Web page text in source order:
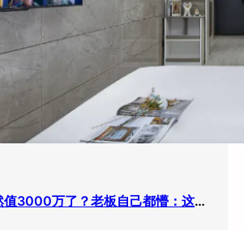
酒店的数据突然值3000万了？老板自己都懵：这玩意儿还能卖钱？